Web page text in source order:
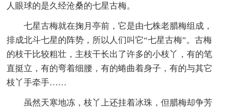
人眼球的是久经沧桑的七星古梅。
七星古梅就在掬月亭前，它是由七株老腊梅组成，
排成北斗七星的阵势，所以人们叫它“七星古梅”。古梅
的枝干比较粗壮，主枝干长出了许多的小枝丫，有的笔
直挺立，有的弯着细腰，有的蜷曲着身子，有的与其它
枝丫手牵手……
虽然天寒地冻，枝丫上还挂着冰珠，但腊梅却争芳